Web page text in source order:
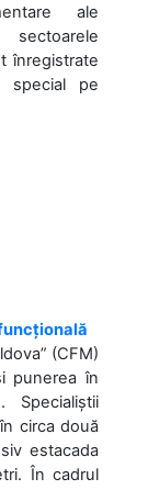
ale
înregistrate
special pe
(CFM)
punerea în
Specialiștii
circa două
estacada
În cadrul